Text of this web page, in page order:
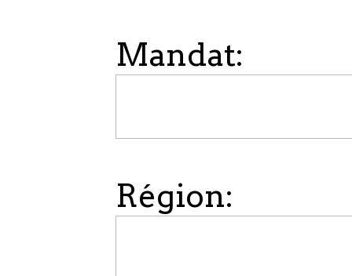
Mandat:
Région: